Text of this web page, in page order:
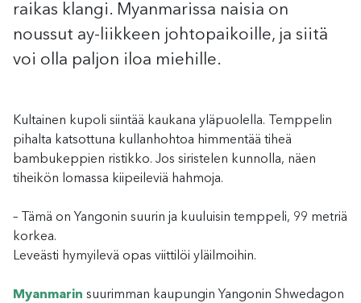
raikas klangi. Myanmarissa naisia on
noussut ay-liikkeen johtopaikoille, ja siitä
voi olla paljon iloa miehille.
Kultainen kupoli siintää kaukana yläpuolella. Temppelin
pihalta katsottuna kullanhohtoa himmentää tiheä
bambukeppien ristikko. Jos siristelen kunnolla, näen
tiheikön lomassa kiipeileviä hahmoja.
– Tämä on Yangonin suurin ja kuuluisin temppeli, 99 metriä
korkea.
Leveästi hymyilevä opas viittilöi yläilmoihin.
Myanmarin suurimman kaupungin Yangonin Shwedagon